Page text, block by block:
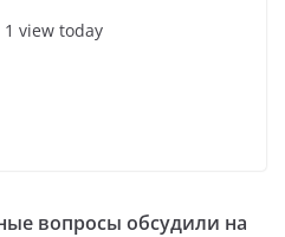
1 view today
вопросы обсудили на